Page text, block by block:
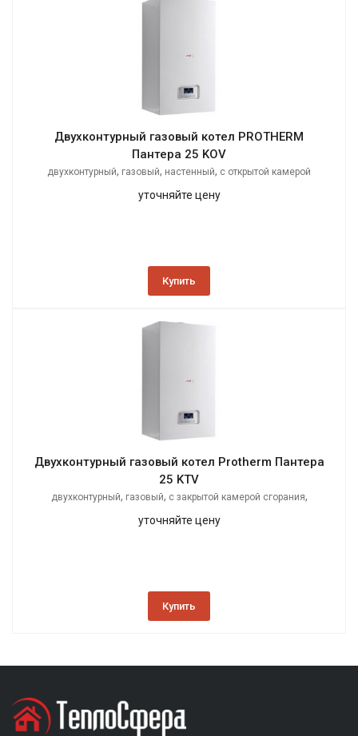
Двухконтурный газовый котел PROTHERM
Пантера 25 KOV
двухконтурный, газовый, настенный, с открытой камерой
сгорания
уточняйте цену
Купить
Двухконтурный газовый котел Protherm Пантера
25 KTV
двухконтурный, газовый, с закрытой камерой сгорания,
настенный
уточняйте цену
Купить